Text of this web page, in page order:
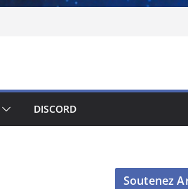
DISCORD
Soutenez